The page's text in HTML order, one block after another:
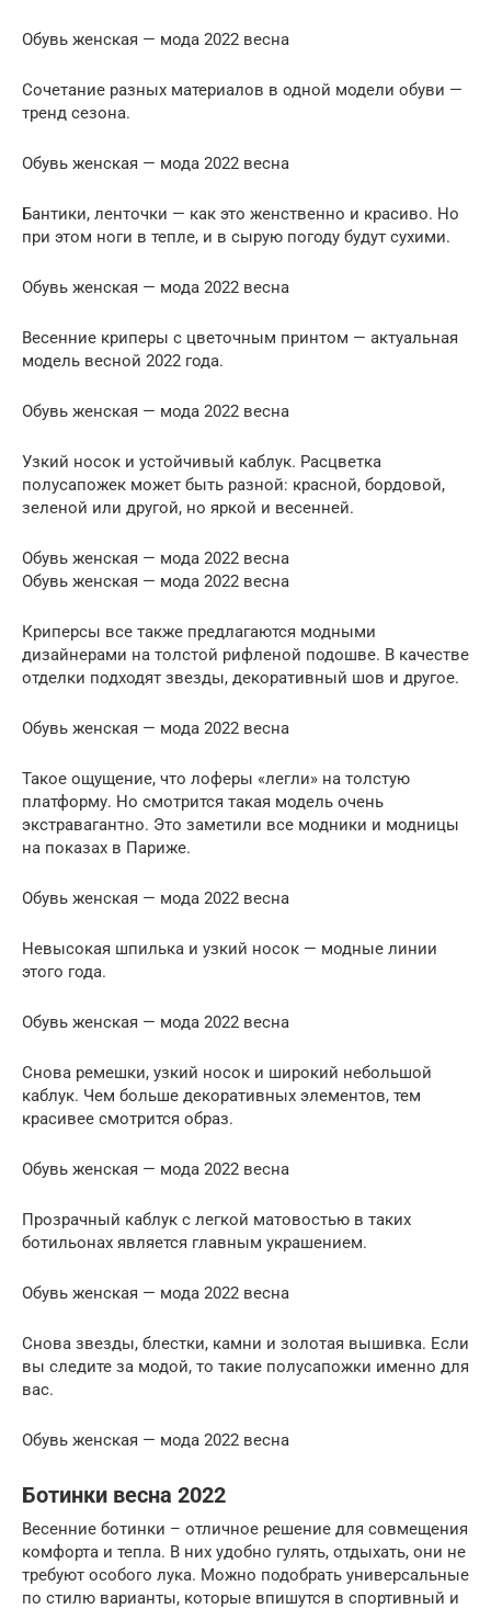
Обувь женская — мода 2022 весна
Сочетание разных материалов в одной модели обуви —
тренд сезона.
Обувь женская — мода 2022 весна
Бантики, ленточки — как это женственно и красиво. Но
при этом ноги в тепле, и в сырую погоду будут сухими.
Обувь женская — мода 2022 весна
Весенние криперы с цветочным принтом — актуальная
модель весной 2022 года.
Обувь женская — мода 2022 весна
Узкий носок и устойчивый каблук. Расцветка
полусапожек может быть разной: красной, бордовой,
зеленой или другой, но яркой и весенней.
Обувь женская — мода 2022 весна
Обувь женская — мода 2022 весна
Криперсы все также предлагаются модными
дизайнерами на толстой рифленой подошве. В качестве
отделки подходят звезды, декоративный шов и другое.
Обувь женская — мода 2022 весна
Такое ощущение, что лоферы «легли» на толстую
платформу. Но смотрится такая модель очень
экстравагантно. Это заметили все модники и модницы
на показах в Париже.
Обувь женская — мода 2022 весна
Невысокая шпилька и узкий носок — модные линии
этого года.
Обувь женская — мода 2022 весна
Снова ремешки, узкий носок и широкий небольшой
каблук. Чем больше декоративных элементов, тем
красивее смотрится образ.
Обувь женская — мода 2022 весна
Прозрачный каблук с легкой матовостью в таких
ботильонах является главным украшением.
Обувь женская — мода 2022 весна
Снова звезды, блестки, камни и золотая вышивка. Если
вы следите за модой, то такие полусапожки именно для
вас.
Обувь женская — мода 2022 весна
Ботинки весна 2022
Весенние ботинки – отличное решение для совмещения
комфорта и тепла. В них удобно гулять, отдыхать, они не
требуют особого лука. Можно подобрать универсальные
по стилю варианты, которые впишутся в спортивный и